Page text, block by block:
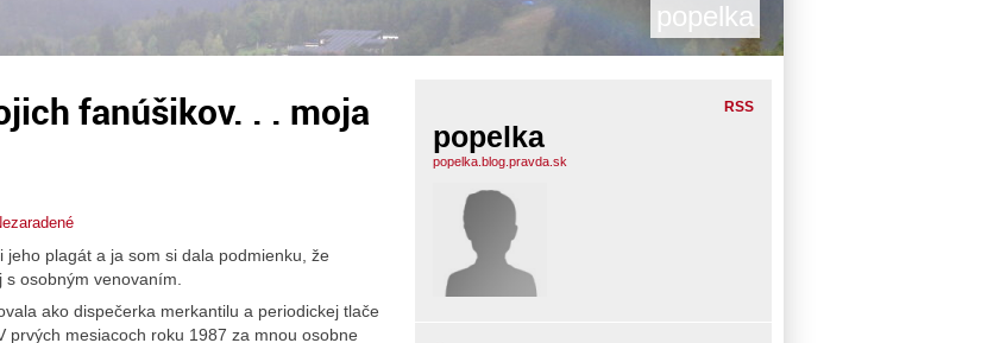
popelka
fanúšikov. . . moja
plagát a ja som si dala podmienku, že
osobným venovaním.
ako dispečerka merkantilu a periodickej tlače
prvých mesiacoch roku 1987 za mnou osobne
RSS
popelka
popelka.blog.pravda.sk